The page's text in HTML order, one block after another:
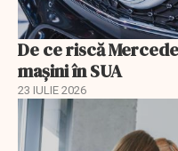
De ce riscă
mașini în SUA
23 IULIE 2026